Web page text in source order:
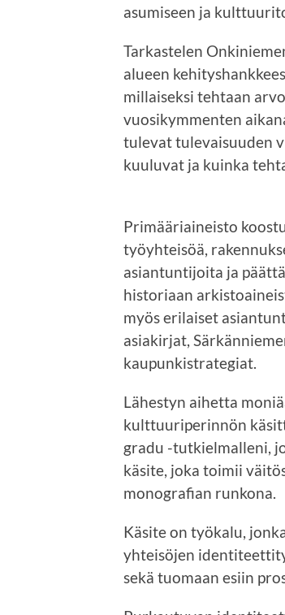
asumiseen ja
Tarkastelen
alueen
millaiseksi tehtaan
vuosikymmenten
tulevat tulevaisuuden
kuuluvat ja kuinka
Primääriaineisto
työyhteisöä,
asiantuntijoita ja
historiaan
myös erilaiset
asiakirjat,
kaupunkistrategiat.
Lähestyn aihetta
kulttuuriperinnön
gradu -tutkielmalleni,
käsite, joka toimii
monografian runkona.
Käsite on työkalu,
yhteisöjen
sekä tuomaan esiin